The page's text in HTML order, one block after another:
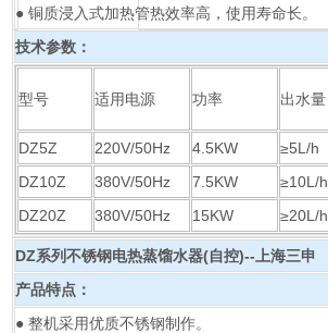
● 铜质浸入式加热管热效率高，使用寿命长。
技术参数：
型号 适用电源 功率 出水量
DZ5Z
220V/50Hz 4.5KW ≥5L/h
DZ10Z
380V/50Hz 7.5KW ≥10L/h
DZ20Z
380V/50Hz 15KW ≥20L/h
DZ系列不锈钢电热蒸馏水器(自控)--上海三申
产品特点：
● 整机采用优质不锈钢制作。